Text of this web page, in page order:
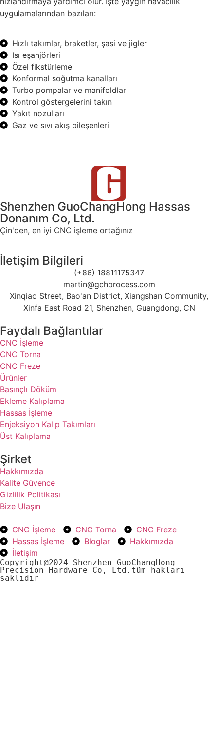
uygulamalarından bazıları:
Hızlı takımlar, braketler, şasi ve jigler
Isı eşanjörleri
Özel fikstürleme
Konformal soğutma kanalları
Turbo pompalar ve manifoldlar
Kontrol göstergelerini takın
Yakıt nozulları
Gaz ve sıvı akış bileşenleri
Shenzhen GuoChangHong Hassas
Donanım Co, Ltd.
Çin'den, en iyi CNC işleme ortağınız
İletişim Bilgileri
(+86) 18811175347
martin@gchprocess.com
Xinqiao Street, Bao'an District, Xiangshan Community,
Xinfa East Road 21, Shenzhen, Guangdong, CN
Faydalı Bağlantılar
CNC İşleme
CNC Torna
CNC Freze
Ürünler
Basınçlı Döküm
Ekleme Kalıplama
Hassas İşleme
Enjeksiyon Kalıp Takımları
Üst Kalıplama
Şirket
Hakkımızda
Kalite Güvence
Gizlilik Politikası
Bize Ulaşın
CNC İşleme CNC Torna
CNC Freze
Hassas İşleme
Bloglar
Hakkımızda
İletişim
Copyright@2024 Shenzhen GuoChangHong
Precision Hardware Co, Ltd.tüm hakları
saklıdır